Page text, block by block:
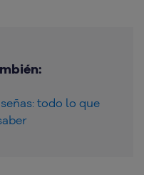
todo lo que